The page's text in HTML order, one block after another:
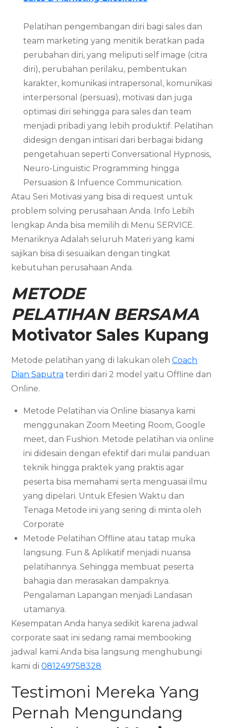
Pelatihan pengembangan diri bagi sales dan
team marketing yang menitik beratkan pada
perubahan diri, yang meliputi self image (citra
diri), perubahan perilaku, pembentukan
karakter, komunikasi intrapersonal, komunikasi
interpersonal (persuasi), motivasi dan juga
optimasi diri sehingga para sales dan team
menjadi pribadi yang lebih produktif. Pelatihan
didesign dengan intisari dari berbagai bidang
pengetahuan seperti Conversational Hypnosis,
Neuro-Linguistic Programming hingga
Persuasion & Infuence Communication.
Atau Seri Motivasi yang bisa di request untuk
problem solving perusahaan Anda. Info Lebih
lengkap Anda bisa memilih di Menu SERVICE.
Menariknya Adalah seluruh Materi yang kami
sajikan bisa di sesuaikan dengan tingkat
kebutuhan perusahaan Anda.
METODE
PELATIHAN BERSAMA
Motivator Sales Kupang
Metode pelatihan yang di lakukan olehCoach
Dian Saputra terdiri dari 2 model yaitu Offline dan
Online.
Metode Pelatihan via Online biasanya kami
menggunakan Zoom Meeting Room, Google
meet, dan Fushion. Metode pelatihan via online
ini didesain dengan efektif dari mulai panduan
teknik hingga praktek yang praktis agar
peserta bisa memahami serta menguasai ilmu
yang dipelari. Untuk Efesien Waktu dan
Tenaga Metode ini yang sering di minta oleh
Corporate
Metode Pelatihan Offline atau tatap muka
langsung. Fun & Aplikatif menjadi nuansa
pelatihannya. Sehingga membuat peserta
bahagia dan merasakan dampaknya.
Pengalaman Lapangan menjadi Landasan
utamanya.
Kesempatan Anda hanya sedikit karena jadwal
corporate saat ini sedang ramai membooking
jadwal kami.Anda bisa langsung menghubungi
kami di081249758328
Testimoni Mereka Yang
Pernah Mengundang